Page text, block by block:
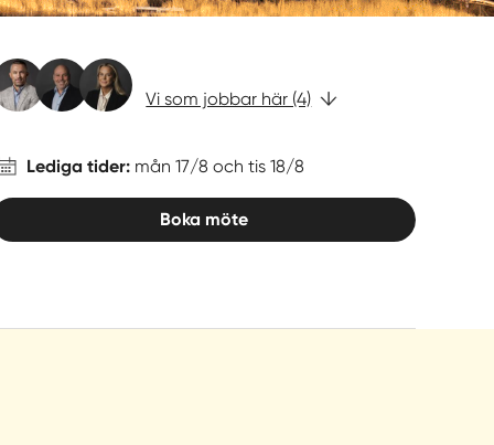
Vi som jobbar här (4)
Lediga tider: mån 17/8 och tis 18/8
Boka möte